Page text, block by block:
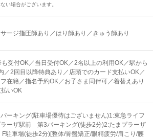
い場合がございます。
ージ指圧師あり／はり師あり／きゅう師あり
受付OK／当日受付OK／2名以上の利用OK／駅から
／2回目以降特典あり／店頭でのカード支払いOK／
在籍／指名予約OK／お子さま同伴可／着替えあり
いOK
ーキング(駐車場優待はございません)1:東急ライフ
ラーザ駅前 第3パーキング(徒歩2分)2:たまプラーザ
F駐車場(徒歩2分)[整体/骨盤矯正/眼精疲労/肩こり/腰